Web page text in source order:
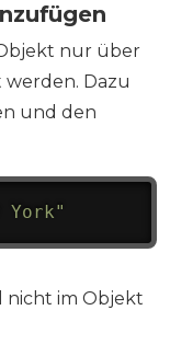
nur über
Dazu
und den
York"
nicht im Objekt